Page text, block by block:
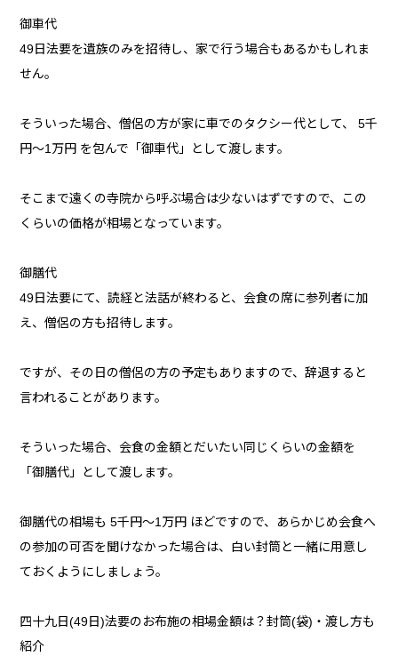
御車代
49日法要を遺族のみを招待し、家で行う場合もあるかもしれま
せん。
そういった場合、僧侶の方が家に車でのタクシー代として、 5千
円〜1万円 を包んで「御車代」として渡します。
そこまで遠くの寺院から呼ぶ場合は少ないはずですので、この
くらいの価格が相場となっています。
御膳代
49日法要にて、読経と法話が終わると、会食の席に参列者に加
え、僧侶の方も招待します。
ですが、その日の僧侶の方の予定もありますので、辞退すると
言われることがあります。
そういった場合、会食の金額とだいたい同じくらいの金額を
「御膳代」として渡します。
御膳代の相場も 5千円〜1万円 ほどですので、あらかじめ会食へ
の参加の可否を聞けなかった場合は、白い封筒と一緒に用意し
ておくようにしましょう。
四十九日(49日)法要のお布施の相場金額は？封筒(袋)・渡し方も
紹介